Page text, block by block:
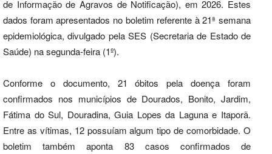
de Informação de Agravos de Notificação), em 2026. Estes
dados foram apresentados no boletim referente à 21ª semana
epidemiológica, divulgado pela SES (Secretaria de Estado de
Saúde) na segunda-feira (1º).
Conforme o documento, 21 óbitos pela doença foram
confirmados nos municípios de Dourados, Bonito, Jardim,
Fátima do Sul, Douradina, Guia Lopes da Laguna e Itaporã.
Entre as vítimas, 12 possuíam algum tipo de comorbidade. O
boletim também aponta 83 casos confirmados de